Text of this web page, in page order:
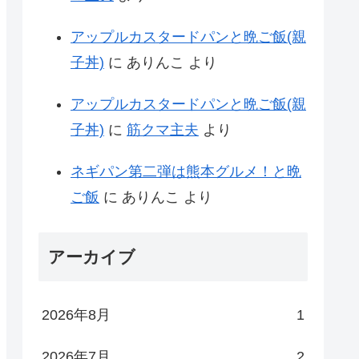
アップルカスタードパンと晩ご飯(親
子丼) に ありんこ より
アップルカスタードパンと晩ご飯(親
子丼) に 筋クマ主夫 より
ネギパン第二弾は熊本グルメ！と晩
ご飯 に ありんこ より
アーカイブ
2026年8月 1